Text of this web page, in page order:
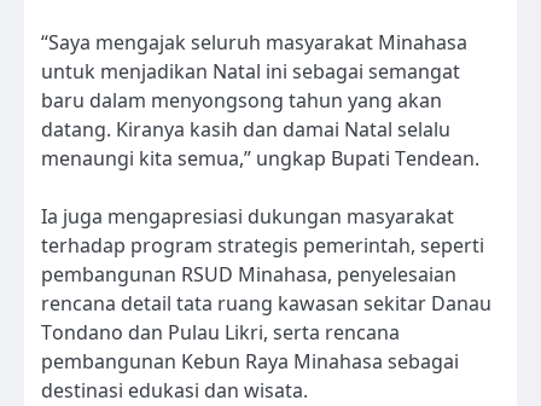
“Saya mengajak seluruh masyarakat Minahasa
untuk menjadikan Natal ini sebagai semangat
baru dalam menyongsong tahun yang akan
datang. Kiranya kasih dan damai Natal selalu
menaungi kita semua,” ungkap Bupati Tendean.
Ia juga mengapresiasi dukungan masyarakat
terhadap program strategis pemerintah, seperti
pembangunan RSUD Minahasa, penyelesaian
rencana detail tata ruang kawasan sekitar Danau
Tondano dan Pulau Likri, serta rencana
pembangunan Kebun Raya Minahasa sebagai
destinasi edukasi dan wisata.